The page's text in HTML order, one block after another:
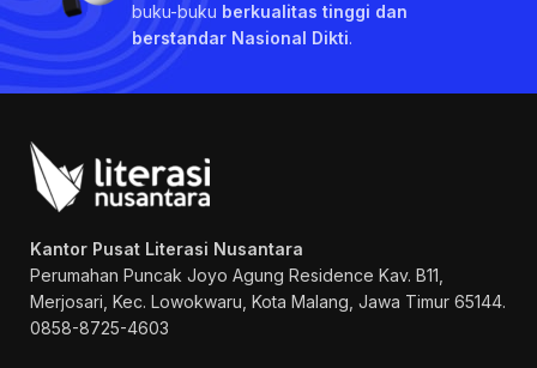
buku-buku berkualitas tinggi dan
berstandar Nasional Dikti.
Kantor Pusat Literasi Nusantara
Perumahan Puncak Joyo Agung Residence Kav. B11,
Merjosari, Kec. Lowokwaru, Kota Malang, Jawa Timur 65144.
0858-8725-4603